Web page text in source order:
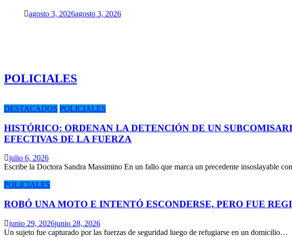
agosto 3, 2026agosto 3, 2026
POLICIALES
DESTACADOS POLICIALES
HISTÓRICO: ORDENAN LA DETENCIÓN DE UN
EFECTIVAS DE LA FUERZA
julio 6, 2026
Escribe la Doctora Sandra Massimino En un fallo que marca un precedente insoslayable
POLICIALES
ROBÓ UNA MOTO E INTENTÓ ESCONDERSE, PERO FUE
junio 29, 2026junio 28, 2026
Un sujeto fue capturado por las fuerzas de seguridad luego de refugiarse en un domicilio…